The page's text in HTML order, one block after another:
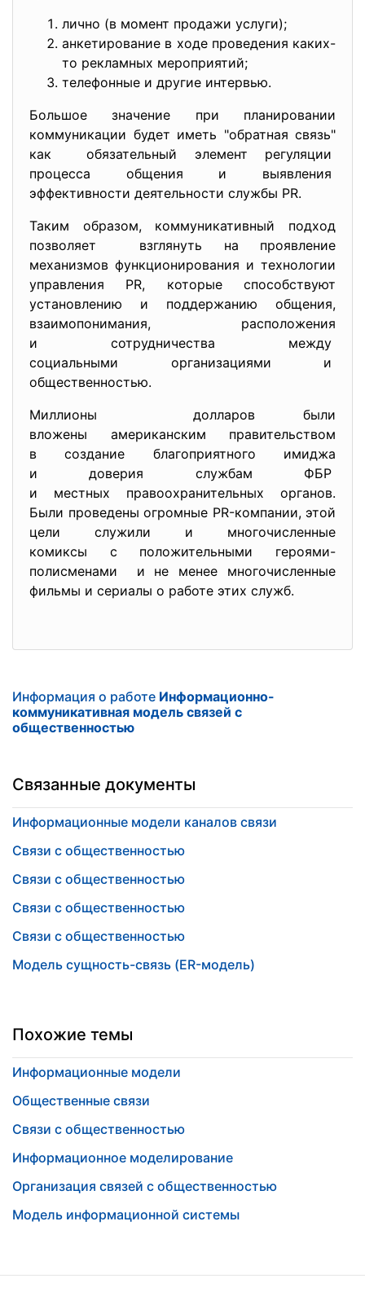
лично (в момент продажи услуги);
анкетирование в ходе проведения каких-
то рекламных мероприятий;
телефонные и другие интервью.
Большое значение при планировании
коммуникации будет иметь "обратная связь"
как обязательный элемент регуляции
процесса общения и выявления
эффективности деятельности службы PR.
Таким образом, коммуникативный подход
позволяет взглянуть на проявление
механизмов функционирования и технологии
управления PR, которые способствуют
установлению и поддержанию общения,
взаимопонимания, расположения
и сотрудничества между
социальными организациями и
общественностью.
Миллионы долларов были
вложены американским правительством
в создание благоприятного имиджа
и доверия службам ФБР
и местных правоохранительных органов.
Были проведены огромные PR-компании, этой
цели служили и многочисленные
комиксы с положительными героями-
полисменами и не менее многочисленные
фильмы и сериалы о работе этих служб.
Информация о работе Информационно-
коммуникативная модель связей с
общественностью
Связанные документы
Информационные модели каналов связи
Связи с общественностью
Связи с общественностью
Связи с общественностью
Связи с общественностью
Модель сущность-связь (ER-модель)
Похожие темы
Информационные модели
Общественные связи
Связи с общественностью
Информационное моделирование
Организация связей с общественностью
Модель информационной системы